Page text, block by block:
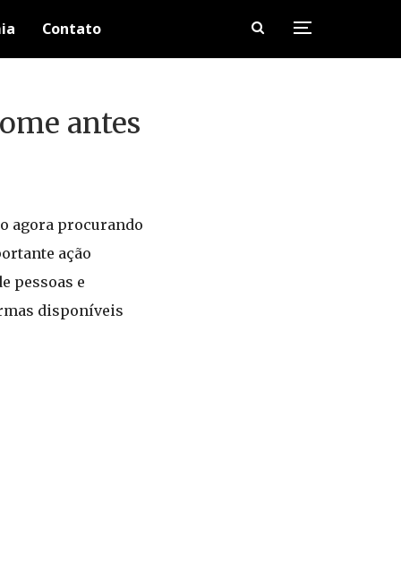
Contato
antes
agora procurando
ação
pessoas e
disponíveis